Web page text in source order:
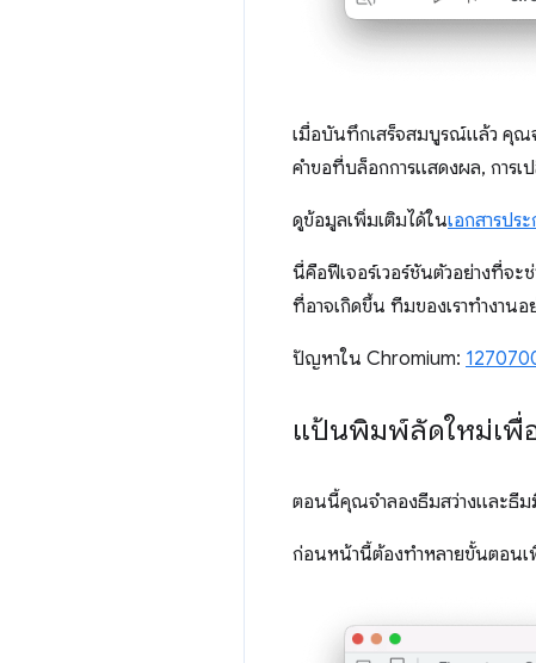
เมื่อบันทึกเสร็จสมบูรณ์แล้ว คุณ
คำขอที่บล็อกการแสดงผล, การเ
ดูข้อมูลเพิ่มเติมได้ในเอกสารปร
นี่คือฟีเจอร์เวอร์ชันตัวอย่างที่จ
ที่อาจเกิดขึ้น ทีมของเราทำงาน
ปัญหาใน Chromium:
แป้นพิมพ์ลัดใหม่เพื่
ตอนนี้คุณจำลองธีมสว่างและธีม
ก่อนหน้านี้ต้องทำหลายขั้นตอนเ